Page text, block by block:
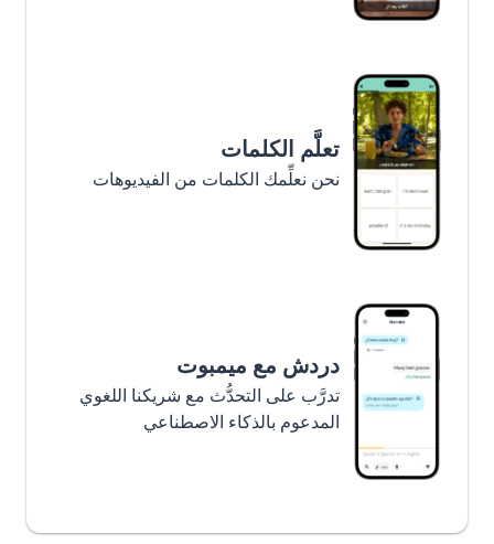
تعلَّم الكلمات
نحن نعلِّمك الكلمات من الفيديوهات
دردش مع ميمبوت
تدرَّب على التحدُّث مع شريكنا اللغوي
المدعوم بالذكاء الاصطناعي